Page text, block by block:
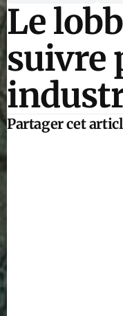
Le
suivre
Partager cet